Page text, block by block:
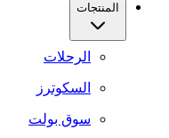
المنتجات
الرحلات
السكوترز
سوق بولت